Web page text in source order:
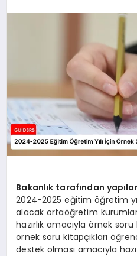
Bakanlık tarafından
2024-2025 eğitim öğretim
alacak ortaöğretim
hazırlık amacıyla örnek soru
örnek soru kitapçıkları
destek olması amacıyla